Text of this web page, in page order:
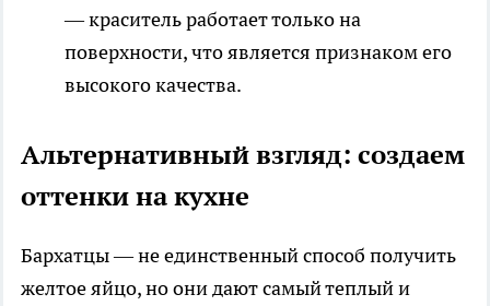
— краситель работает только на
поверхности, что является признаком его
высокого качества.
Альтернативный взгляд: создаем
оттенки на кухне
Бархатцы — не единственный способ получить
желтое яйцо, но они дают самый теплый и